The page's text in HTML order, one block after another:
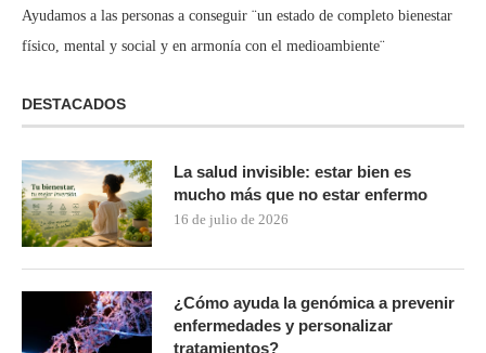
Ayudamos a las personas a conseguir ¨un estado de completo bienestar
físico, mental y social y en armonía con el medioambiente¨
DESTACADOS
La salud invisible: estar bien es
mucho más que no estar enfermo
16 de julio de 2026
¿Cómo ayuda la genómica a prevenir
enfermedades y personalizar
tratamientos?